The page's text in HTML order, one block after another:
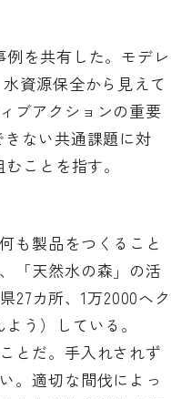
を共有した。モデレ
資源保全から見えて
ブアクションの重要
ない共通課題に対
ことを指す。
も製品をつくること
「天然水の森」の活
27カ所、1万2000ヘク
う）している。
とだ。手入れされず
。適切な間伐によっ